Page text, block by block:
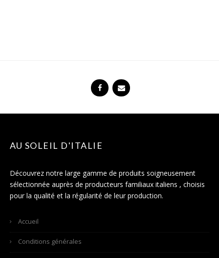
AU SOLEIL D'ITALIE
Découvrez notre large gamme de produits soigneusement
sélectionnée auprès de producteurs familiaux italiens , choisis
pour la qualité et la régularité de leur production.
Accueil
Conditions générales